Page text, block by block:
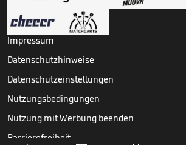
Impressum
Datenschutzhinweise
Datenschutzeinstellungen
Nutzungsbedingungen
Nutzung mit Werbung beenden
Barrierefreiheit